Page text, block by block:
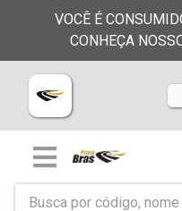
VOCÊ É
CONHEÇA